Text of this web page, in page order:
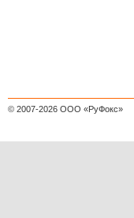
© 2007-2026 ООО «РуФокс»